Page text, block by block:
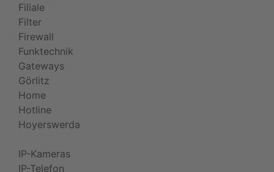
Filiale
Filter
Firewall
Funktechnik
Gateways
Görlitz
Home
Hotline
Hoyerswerda
IP-Kameras
IP-Telefon